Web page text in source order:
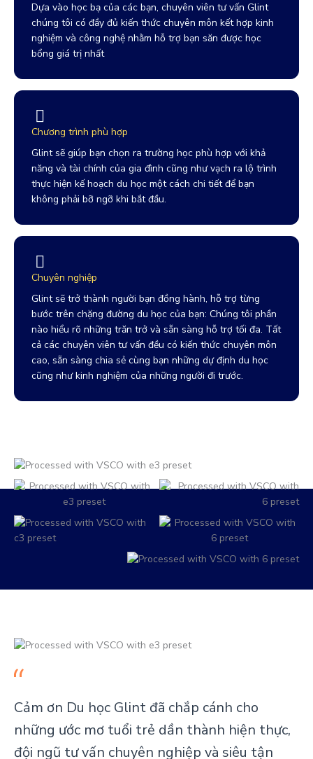
Dựa vào học bạ của các bạn, chuyên viên tư vấn Glint
chúng tôi có đầy đủ kiến thức chuyên môn kết hợp kinh
nghiệm và công nghệ nhằm hỗ trợ bạn săn được học
bổng giá trị nhất
Chương trình phù hợp
Glint sẽ giúp bạn chọn ra trường học phù hợp với khả
năng và tài chính của gia đình cũng như vạch ra lộ trình
thực hiện kế hoạch du học một cách chi tiết để bạn
không phải bỡ ngỡ khi bắt đầu.
Chuyên nghiệp
Glint sẽ trở thành người bạn đồng hành, hỗ trợ từng
bước trên chặng đường du học của bạn: Chúng tôi phần
nào hiểu rõ những trăn trở và sẵn sàng hỗ trợ tối đa. Tất
cả các chuyên viên tư vấn đều có kiến thức chuyên môn
cao, sẵn sàng chia sẻ cùng bạn những dự định du học
cũng như kinh nghiệm của những người đi trước.
Cảm ơn Du học Glint đã chắp cánh cho
những ước mơ tuổi trẻ dần thành hiện thực,
đội ngũ tư vấn chuyên nghiệp và siêu tận